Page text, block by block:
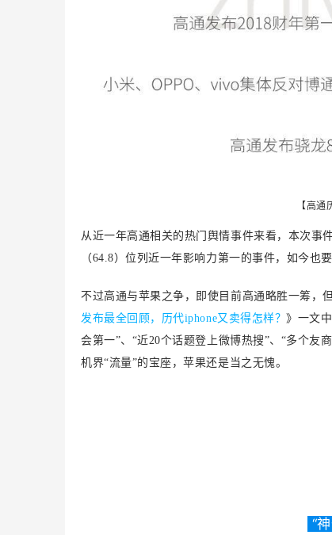
【高
从近一年高通相关的热门舆情事件来看，本次事
（64.8）位列近一年影响力第一的事件，如今也
不过高通与苹果之争，即使目前高通略胜一筹，
发布最全回顾，历代iphone又卖得怎样？ 》一文
会第一”、“近20个话题登上微博热搜”、“多个友
机界“流量”的宝座，苹果还是当之无愧。
“